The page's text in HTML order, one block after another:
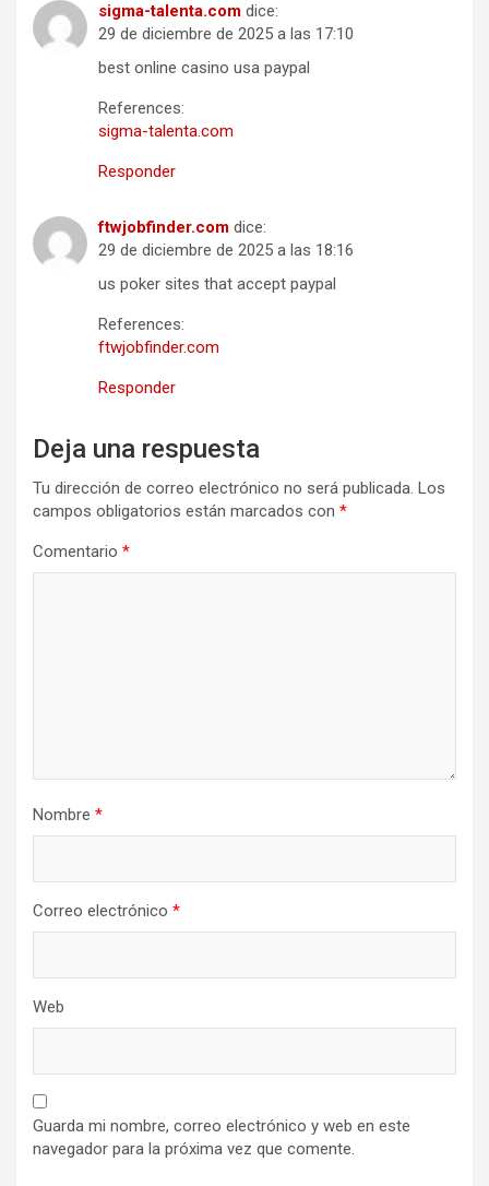
sigma-talenta.com dice:
29 de diciembre de 2025 a las 17:10
best online casino usa paypal
References:
sigma-talenta.com
Responder
ftwjobfinder.com dice:
29 de diciembre de 2025 a las 18:16
us poker sites that accept paypal
References:
ftwjobfinder.com
Responder
Deja una respuesta
Tu dirección de correo electrónico no será publicada. Los
campos obligatorios están marcados con *
Comentario *
Nombre *
Correo electrónico *
Web
Guarda mi nombre, correo electrónico y web en este
navegador para la próxima vez que comente.